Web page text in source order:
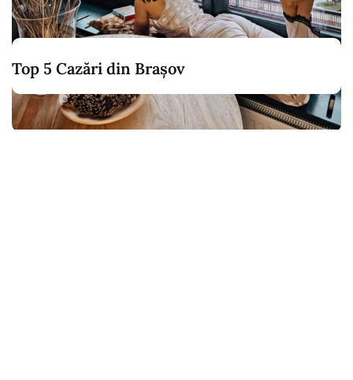
Top 5 Cazări din Brașov